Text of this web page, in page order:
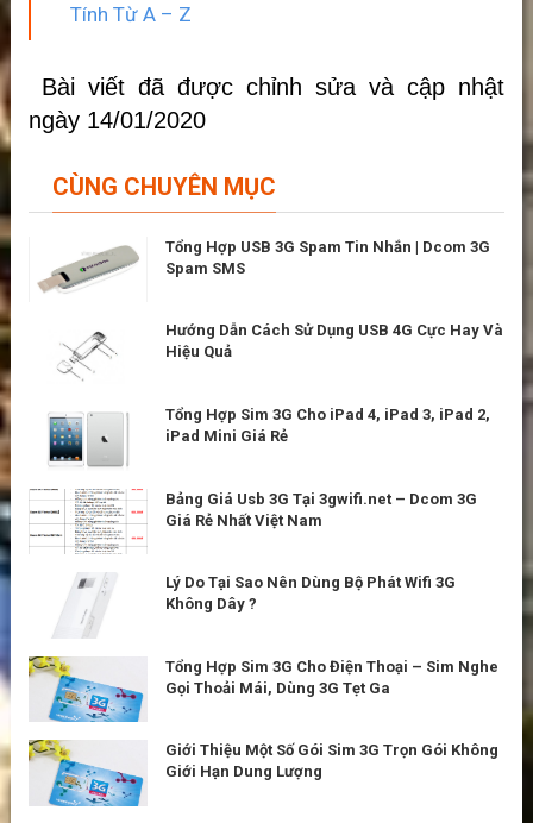
Tính Từ A – Z
Bài viết đã được chỉnh sửa và cập nhật
ngày 14/01/2020
CÙNG CHUYÊN MỤC
Tổng Hợp USB 3G Spam Tin Nhắn | Dcom 3G
Spam SMS
Hướng Dẫn Cách Sử Dụng USB 4G Cực Hay Và
Hiệu Quả
Tổng Hợp Sim 3G Cho iPad 4, iPad 3, iPad 2,
iPad Mini Giá Rẻ
Bảng Giá Usb 3G Tại 3gwifi.net – Dcom 3G
Giá Rẻ Nhất Việt Nam
Lý Do Tại Sao Nên Dùng Bộ Phát Wifi 3G
Không Dây ?
Tổng Hợp Sim 3G Cho Điện Thoại – Sim Nghe
Gọi Thoải Mái, Dùng 3G Tẹt Ga
Giới Thiệu Một Số Gói Sim 3G Trọn Gói Không
Giới Hạn Dung Lượng